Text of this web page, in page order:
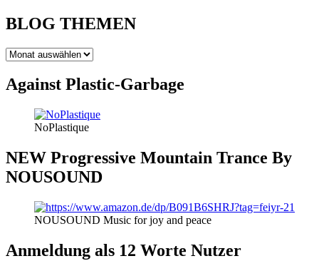
BLOG THEMEN
BLOG
Against Plastic-Garbage
NoPlastique
NEW Progressive Mountain Trance By
NOUSOUND
NOUSOUND Music for joy and peace
Anmeldung als 12 Worte Nutzer